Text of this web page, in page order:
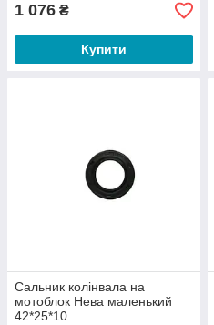
1 076 ₴
Купити
Сальник колінвала на
мотоблок Нева маленький
42*25*10